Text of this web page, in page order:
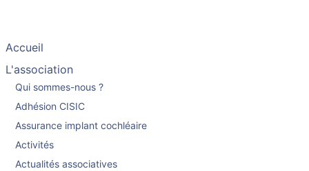
Accueil
L'association
Qui sommes-nous ?
Adhésion CISIC
Assurance implant cochléaire
Activités
Actualités associatives